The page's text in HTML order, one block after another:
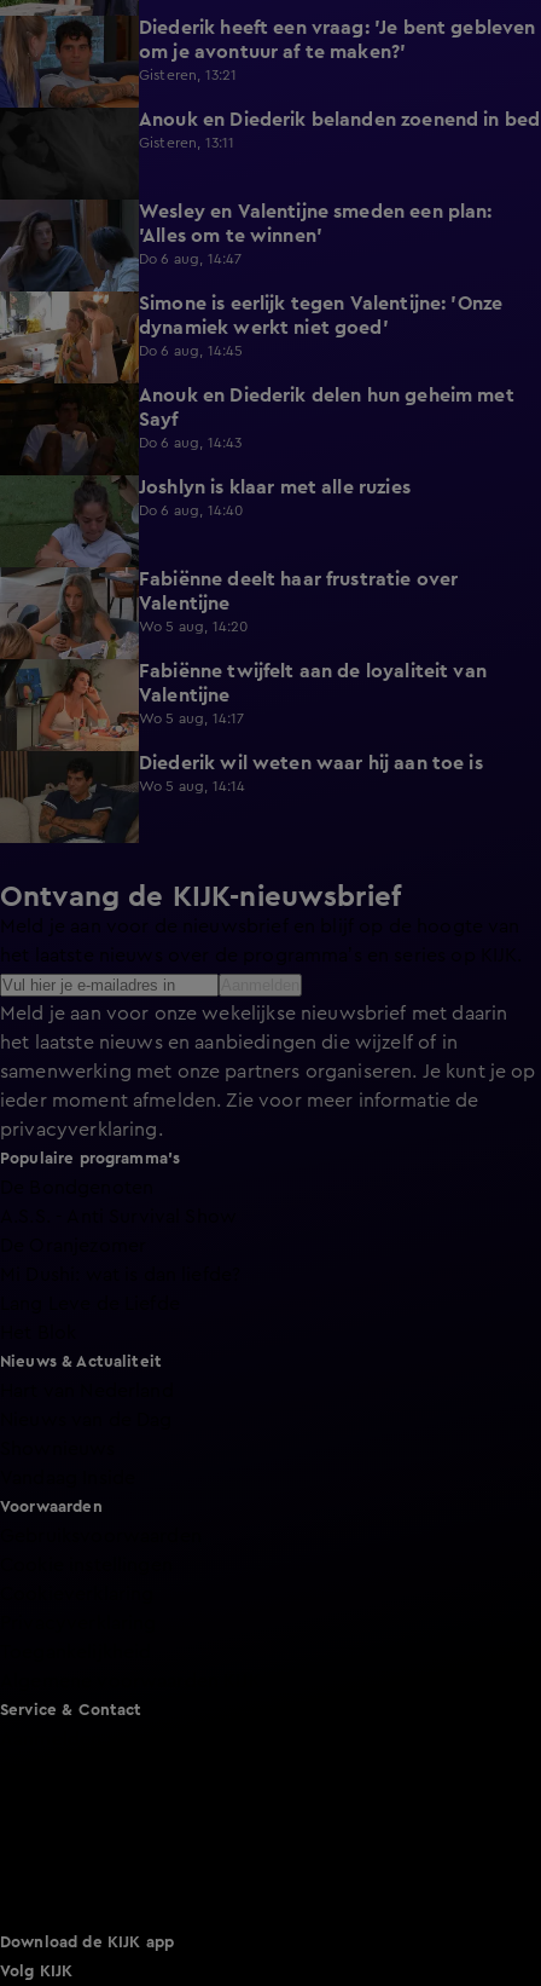
0:37
Diederik heeft een vraag: 'Je bent gebleven
om je avontuur af te maken?'
Gisteren, 13:21
Anouk en Diederik belanden zoenend in bed
Gisteren, 13:11
0:26
Wesley en Valentijne smeden een plan:
'Alles om te winnen'
Do 6 aug, 14:47
1:12
Simone is eerlijk tegen Valentijne: 'Onze
dynamiek werkt niet goed'
Do 6 aug, 14:45
0:48
Anouk en Diederik delen hun geheim met
Sayf
Do 6 aug, 14:43
Joshlyn is klaar met alle ruzies
Do 6 aug, 14:40
0:29
Fabiënne deelt haar frustratie over
Valentijne
Wo 5 aug, 14:20
0:58
Fabiënne twijfelt aan de loyaliteit van
Valentijne
Wo 5 aug, 14:17
Diederik wil weten waar hij aan toe is
Wo 5 aug, 14:14
Ontvang de KIJK-nieuwsbrief
Meld je aan voor onze wekelijkse nieuwsbrief met daarin
het laatste nieuws en aanbiedingen die wijzelf of in
samenwerking met onze partners organiseren. Je kunt je op
ieder moment afmelden. Zie voor meer informatie de
privacyverklaring.
Populaire programma's
Nieuws & Actualiteit
Voorwaarden
Service & Contact
Download de KIJK app
Volg KIJK